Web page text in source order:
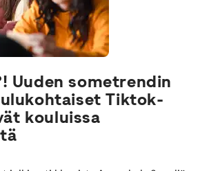
Uuden sometrendin
Tiktok-
kouluissa